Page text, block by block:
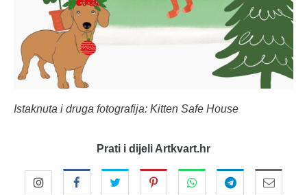
Istaknuta i druga fotografija: Kitten Safe House
Prati i dijeli Artkvart.hr